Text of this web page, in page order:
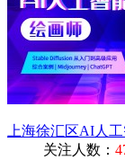
上海徐汇区AI人
关注人数：